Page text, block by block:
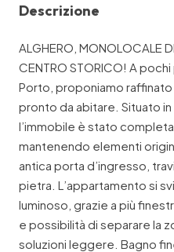
Descrizione
ALGHERO, MONOLOCALE
CENTRO STORICO! A
Porto, proponiamo raffinato
pronto da abitare. Situato
l’immobile è stato
mantenendo elementi
antica porta d’ingresso,
pietra. L’appartamento si
luminoso, grazie a più
e possibilità di separare la
soluzioni leggere. Bagno